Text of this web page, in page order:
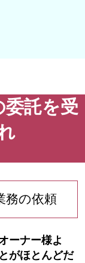
委託を受
務の依頼
ーナー様よ
がほとんどだ